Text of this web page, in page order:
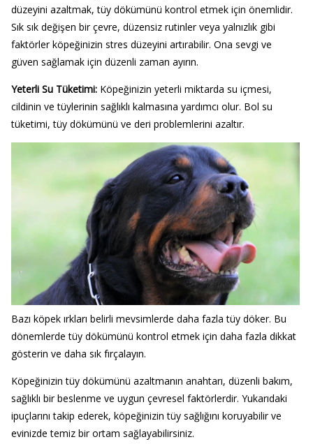
düzeyini azaltmak, tüy dökümünü kontrol etmek için önemlidir.
Sık sık değişen bir çevre, düzensiz rutinler veya yalnızlık gibi
faktörler köpeğinizin stres düzeyini artırabilir. Ona sevgi ve
güven sağlamak için düzenli zaman ayırın.
Yeterli Su Tüketimi: Köpeğinizin yeterli miktarda su içmesi,
cildinin ve tüylerinin sağlıklı kalmasına yardımcı olur. Bol su
tüketimi, tüy dökümünü ve deri problemlerini azaltır.
Bazı köpek ırkları belirli mevsimlerde daha fazla tüy döker. Bu
dönemlerde tüy dökümünü kontrol etmek için daha fazla dikkat
gösterin ve daha sık fırçalayın.
Köpeğinizin tüy dökümünü azaltmanın anahtarı, düzenli bakım,
sağlıklı bir beslenme ve uygun çevresel faktörlerdir. Yukarıdaki
ipuçlarını takip ederek, köpeğinizin tüy sağlığını koruyabilir ve
evinizde temiz bir ortam sağlayabilirsiniz.